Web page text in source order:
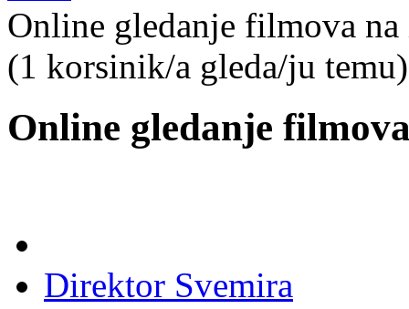
Online gledanje filmova na
(1 korsinik/a gleda/ju
Online gledanje
Direktor Svemira